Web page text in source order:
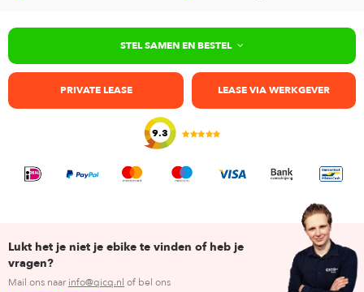
STEL SAMEN EN BESTEL
PRIVATE LEASE LEASE VIA WERKGEVER
9.3
Lukt het je niet je ebike te vinden of heb je
vragen?
Mail ons naar info@qicq.nl of bel ons